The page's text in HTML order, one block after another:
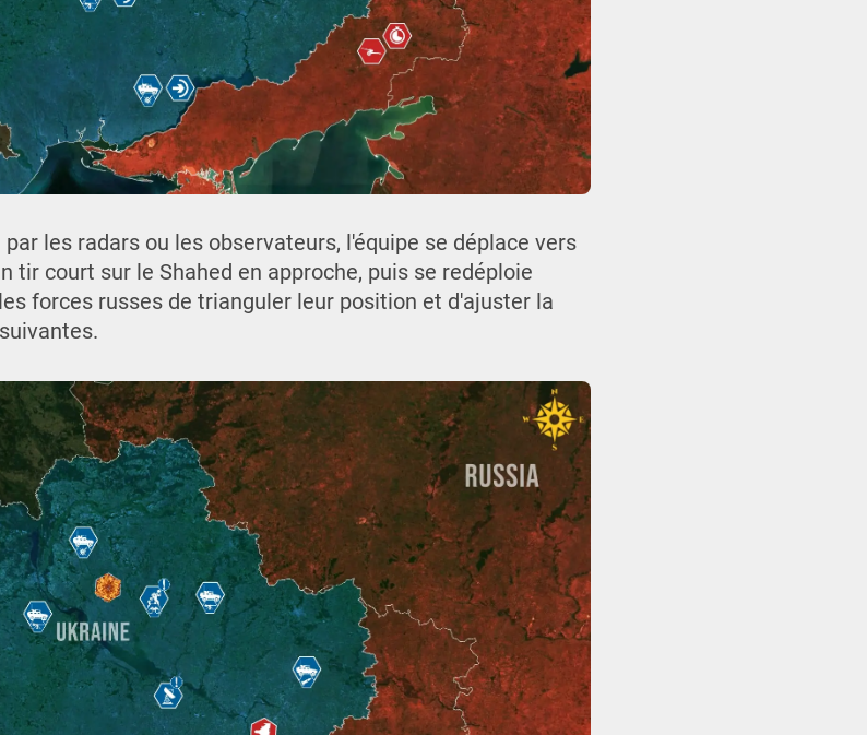
les radars ou les observateurs, l'équipe se déplace vers
tir court sur le Shahed en approche, puis se redéploie
forces russes de trianguler leur position et d'ajuster la